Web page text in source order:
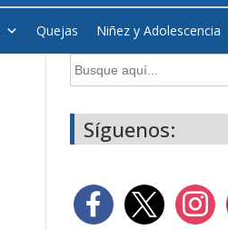
Quejas Niñez y Adolescencia
Buscar:
Síguenos: